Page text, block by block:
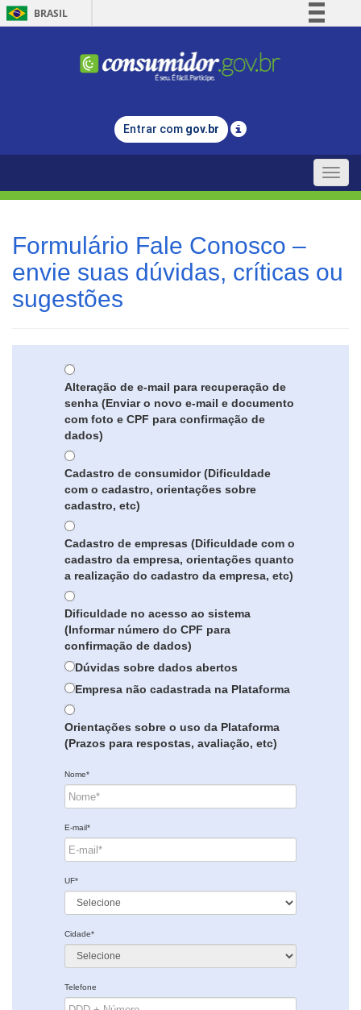
BRASIL
Comunica BR
Legislação
Entrar com gov.br
Toggle
Formulário Fale Conosco –
envie suas dúvidas, críticas ou
sugestões
Alteração de e-mail para recuperação de
senha (Enviar o novo e-mail e documento
com foto e CPF para confirmação de
dados)
Cadastro de consumidor (Dificuldade
com o cadastro, orientações sobre
cadastro, etc)
Cadastro de empresas (Dificuldade com o
cadastro da empresa, orientações quanto
a realização do cadastro da empresa, etc)
Dificuldade no acesso ao sistema
(Informar número do CPF para
confirmação de dados)
Dúvidas sobre dados abertos
Empresa não cadastrada na Plataforma
Orientações sobre o uso da Plataforma
(Prazos para respostas, avaliação, etc)
Nome*
E-mail*
UF*
Cidade*
Telefone